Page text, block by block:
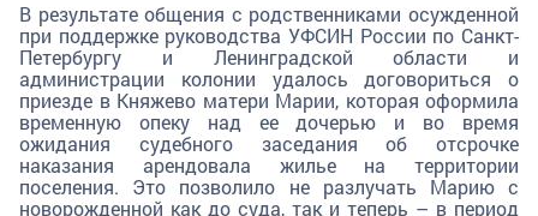
В результате общения с родственниками осужденной
при поддержке руководства УФСИН России по Санкт-
Петербургу и Ленинградской области и
администрации колонии удалось договориться о
приезде в Княжево матери Марии, которая оформила
временную опеку над ее дочерью и во время
ожидания судебного заседания об отсрочке
наказания арендовала жилье на территории
поселения. Это позволило не разлучать Марию с
новорожденной как до суда, так и теперь – в период